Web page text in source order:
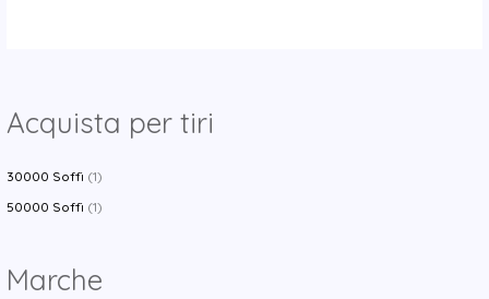
Acquista per tiri
30000 Soffi (1)
50000 Soffi (1)
Marche